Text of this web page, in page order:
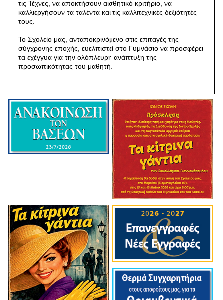
τις Τέχνες, να αποκτήσουν αισθητικό κριτήριο, να
καλλιεργήσουν τα ταλέντα και τις καλλιτεχνικές δεξιότητές
τους.
Το Σχολείο μας, ανταποκρινόμενο στις επιταγές της
σύγχρονης εποχής, ευελπιστεί στο Γυμνάσιο να προσφέρει
τα εχέγγυα για την ολόπλευρη ανάπτυξη της
προσωπικότητας του μαθητή.